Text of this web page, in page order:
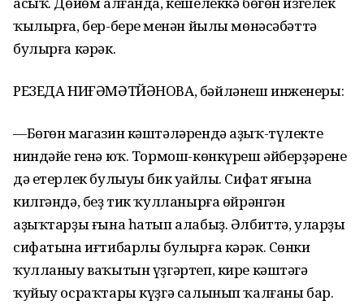
ҡылырға, бер-берең менән йылы мөнәсәбәттә
булырға кәрәк.
РЕЗЕДА НИҒӘМӘТЙӘНОВА, бәйләнеш инженеры:
—Бөгөн магазин кәштәләрендә аҙыҡ-түлектең
ниндәйе генә юҡ. Тормош-көнкүреш әйберҙәренең
дә етерлек булыуы бик уңайлы. Сифат яғына
килгәндә, беҙ тик ҡулланырға өйрәнгән
аҙыҡтарҙы ғына һатып алабыҙ. Әлбиттә, уларҙың
сифатына иғтибарлы булырға кәрәк. Сөнки
ҡулланыу ваҡытын үҙгәртеп, кире кәштәгә
ҡуйыу осраҡтары күҙгә салынып ҡалғаны бар.